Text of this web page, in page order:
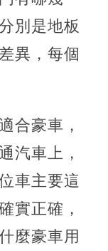
別是地板
異，每個
合豪車，
汽車上，
車主要這
實正確，
麼豪車用